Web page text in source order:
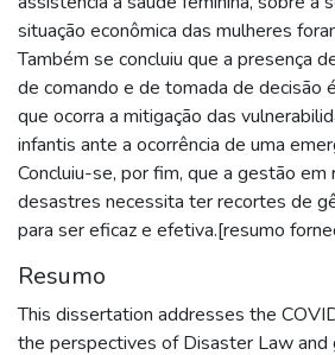
situação econômica das mulheres
Também se concluiu que a presença
de comando e de tomada de decisão
que ocorra a mitigação das
infantis ante a ocorrência de uma
Concluiu-se, por fim, que a gestão em
desastres necessita ter recortes de
para ser eficaz e efetiva.[resumo
Resumo
This dissertation addresses the
the perspectives of Disaster Law and